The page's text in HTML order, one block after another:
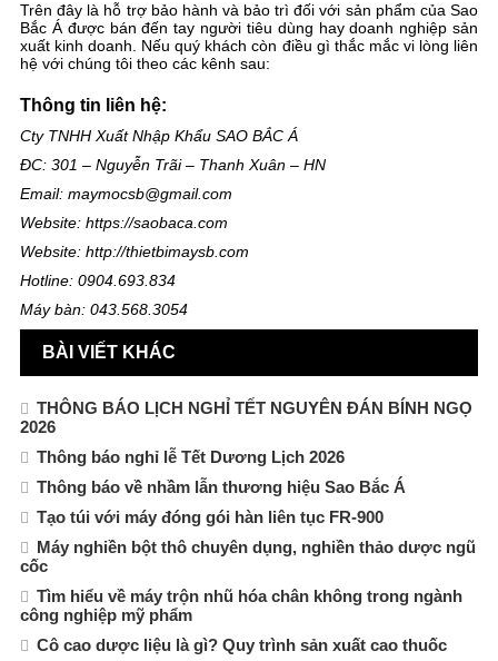
Trên đây là hỗ trợ bảo hành và bảo trì đối với sản phẩm của Sao
Bắc Á được bán đến tay người tiêu dùng hay doanh nghiệp sản
xuất kinh doanh. Nếu quý khách còn điều gì thắc mắc vi lòng liên
hệ với chúng tôi theo các kênh sau:
Thông tin liên hệ:
Cty TNHH Xuất Nhập Khẩu SAO BẮC Á
ĐC: 301 – Nguyễn Trãi – Thanh Xuân – HN
Email: maymocsb@gmail.com
Website: https://saobaca.com
Website: http://thietbimaysb.com
Hotline: 0904.693.834
Máy bàn: 043.568.3054
BÀI VIẾT KHÁC
THÔNG BÁO LỊCH NGHỈ TẾT NGUYÊN ĐÁN BÍNH NGỌ
2026
Thông báo nghỉ lễ Tết Dương Lịch 2026
Thông báo về nhầm lẫn thương hiệu Sao Bắc Á
Tạo túi với máy đóng gói hàn liên tục FR-900
Máy nghiền bột thô chuyên dụng, nghiền thảo dược ngũ
cốc
Tìm hiểu về máy trộn nhũ hóa chân không trong ngành
công nghiệp mỹ phẩm
Cô cao dược liệu là gì? Quy trình sản xuất cao thuốc